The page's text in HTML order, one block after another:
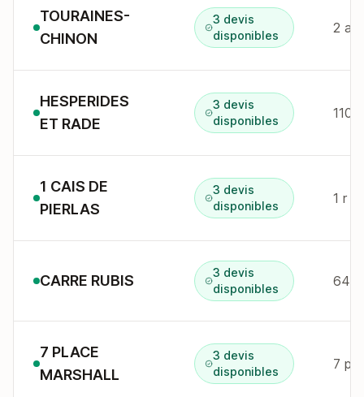
TOURAINES-
CHINON
3 devis
disponibles
2 av
HESPERIDES
ET RADE
3 devis
disponibles
1 CAIS DE
PIERLAS
3 devis
disponibles
1 r
CARRE RUBIS
3 devis
disponibles
64
7 PLACE
MARSHALL
3 devis
disponibles
7 pl